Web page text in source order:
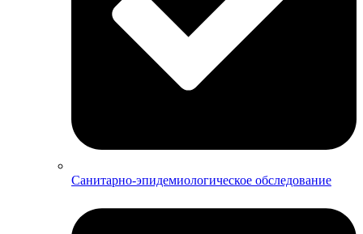
Санитарно-эпидемиологическое обследование